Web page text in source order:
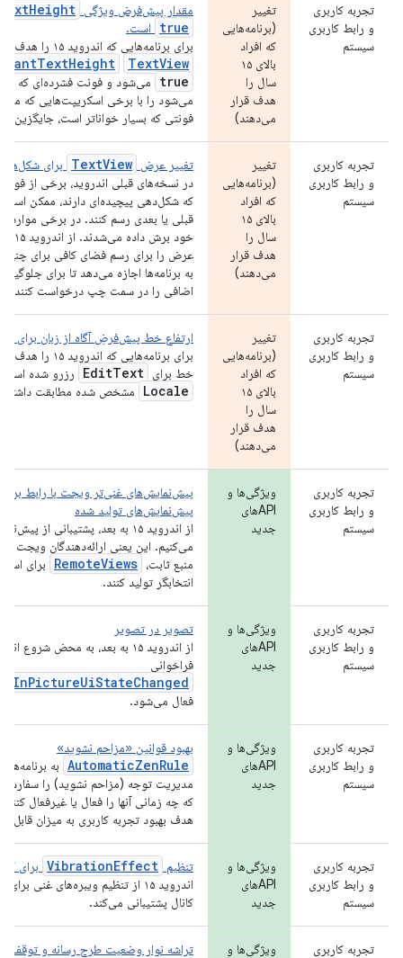
تجربه کاربری
و رابط کاربری
سیستم
تغییر
(برنامه‌هایی
که افراد
بالای ۱۵
سال را
هدف قرار
می‌دهند)
مقدار پیش‌فرض ویژگی
true
است.
برای برنامه‌هایی که اندروید ۱۵ را هدف قرار می‌دهند، ویژگی
TextView
true
می‌شود و فونت فشرده‌ای که
می‌شود را با برخی اسکریپت‌هایی که
فونتی که بسیار خواناتر است، جایگزین
تجربه کاربری
و رابط کاربری
سیستم
تغییر
(برنامه‌هایی
که افراد
بالای ۱۵
سال را
هدف قرار
می‌دهند)
تغییر عرض TextView
برای
در نسخه‌های قبلی اندروید، برخی از
که شکل‌دهی پیچیده‌ای دارند، ممکن است
قبلی یا بعدی رسم کنند. در برخی موارد،
خود برش داده می‌شدند. از اندروید ۱۵ به بعد، یک
عرض را برای رسم فضای کافی برای
اضافی را در سمت چپ درخواست کنند.
تجربه کاربری
و رابط کاربری
سیستم
تغییر
(برنامه‌هایی
که افراد
بالای ۱۵
سال را
هدف قرار
می‌دهند)
ارتفاع خط پیش‌فرضِ آگاه از زبان برای
برای برنامه‌هایی
خط برای
EditText رزرو شده است
Locale مشخص شده مطابقت داشته
تجربه کاربری
و رابط کاربری
سیستم
ویژگی‌ها و
APIهای
جدید
پیش‌نمایش‌های غنی‌تر ویجت با رابط
پیش‌نمایش‌های تولید شده
از اندروید ۱۵ به بعد، پشتیبانی
می‌کنیم. این یعنی ارائه‌دهندگان ویجت
منبع ثابت، RemoteViews
برای
انتخابگر تولید کنند.
تجربه کاربری
و رابط کاربری
سیستم
ویژگی‌ها و
APIهای
جدید
تصویر در تصویر
از اندروید ۱۵ به بعد، به محض
فراخوانی
فعال می‌شود.
تجربه کاربری
و رابط کاربری
سیستم
ویژگی‌ها و
APIهای
جدید
بهبود قوانین «مزاحم نشوید»
AutomaticZenRule به برنامه‌ها
مدیریت توجه (مزاحم نشوید) را
هدف بهبود تجربه کاربری به میزان
تجربه کاربری
و رابط کاربری
سیستم
ویژگی‌ها و
APIهای
جدید
تنظیم VibrationEffect برای
اندروید ۱۵ از تنظیم ویبره‌های غنی
کانال پشتیبانی می‌کند.
تجربه کاربری
ویژگی‌ها و
تراشه نوار وضعیت طرح رسانه و توقف